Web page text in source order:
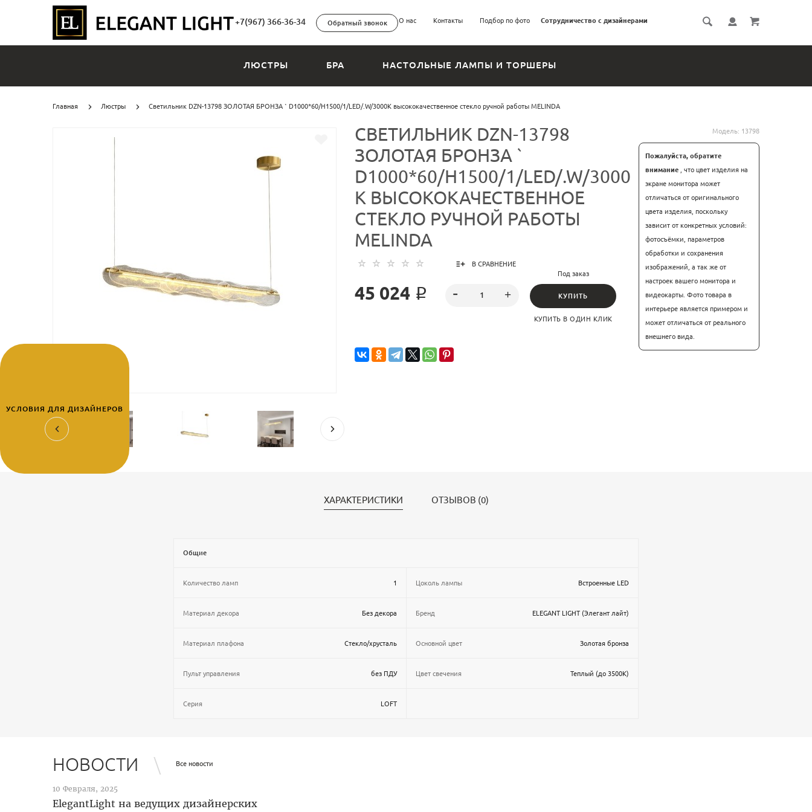
+7(967) 366-36-34 Обратный звонок О нас Контакты Подбор по фото Сотрудничество с дизайнерами
ЛЮСТРЫ БРА НАСТОЛЬНЫЕ ЛАМПЫ И ТОРШЕРЫ
Главная Люстры Светильник DZN-13798 ЗОЛОТАЯ БРОНЗА ` D1000*60/H1500/1/LED/.W/3000K высококачественное стекло ручной работы MELINDA
Модель: 13798
Пожалуйста, обратите
внимание , что цвет изделия на
экране монитора может
отличаться от оригинального
цвета изделия, поскольку
зависит от конкретных условий:
фотосъёмки, параметров
обработки и сохранения
изображений, а так же от
настроек вашего монитора и
видеокарты. Фото товара в
интерьере является примером и
может отличаться от реального
внешнего вида.
СВЕТИЛЬНИК DZN-13798
ЗОЛОТАЯ БРОНЗА `
D1000*60/H1500/1/LED/.W/3000
K ВЫСОКОКАЧЕСТВЕННОЕ
СТЕКЛО РУЧНОЙ РАБОТЫ
MELINDA
В СРАВНЕНИЕ
45 024 ₽
Под заказ
КУПИТЬ
КУПИТЬ В ОДИН КЛИК
ХАРАКТЕРИСТИКИ ОТЗЫВОВ (0)
Общие
Количество ламп 1
Материал декора Без декора
Материал плафона Стекло/хрусталь
Пульт управления без ПДУ
Серия LOFT
Цоколь лампы Встроенные LED
Бренд ELEGANT LIGHT (Элегант лайт)
Основной цвет Золотая бронза
Цвет свечения Теплый (до 3500К)
НОВОСТИ Все новости
10 Февраля, 2025
ElegantLight на ведущих дизайнерских
УСЛОВИЯ ДЛЯ ДИЗАЙНЕРОВ